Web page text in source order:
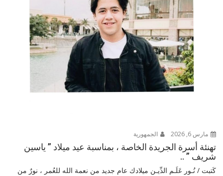
مارس 6, 2026 الجمهورية
تهنئة أسرة الجريدة الخاصة ، بمناسبة عيد ميلاد ” ياسين
شريف ” ..
كَتبت / نُـور عَلَـم الدِّيـن ميلادك عام جديد من نعمة الله للعُمر ، نورٌ من